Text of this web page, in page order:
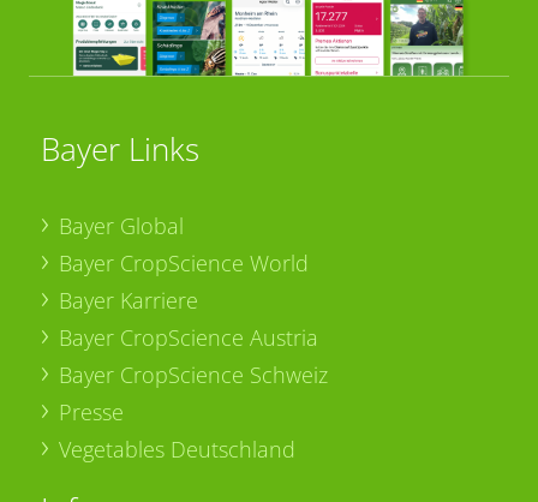
Bayer Links
Bayer Global
Bayer CropScience World
Bayer Karriere
Bayer CropScience Austria
Bayer CropScience Schweiz
Presse
Vegetables Deutschland